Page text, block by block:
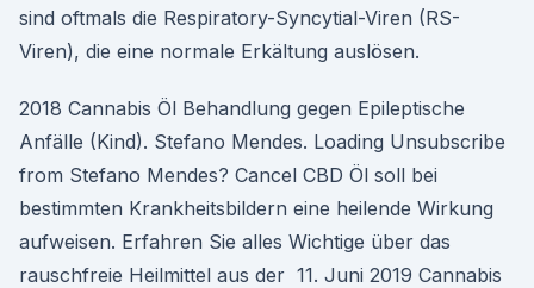
sind oftmals die Respiratory-Syncytial-Viren (RS-
Viren), die eine normale Erkältung auslösen.
2018 Cannabis Öl Behandlung gegen Epileptische
Anfälle (Kind). Stefano Mendes. Loading Unsubscribe
from Stefano Mendes? Cancel CBD Öl soll bei
bestimmten Krankheitsbildern eine heilende Wirkung
aufweisen. Erfahren Sie alles Wichtige über das
rauschfreie Heilmittel aus der 11. Juni 2019 Cannabis